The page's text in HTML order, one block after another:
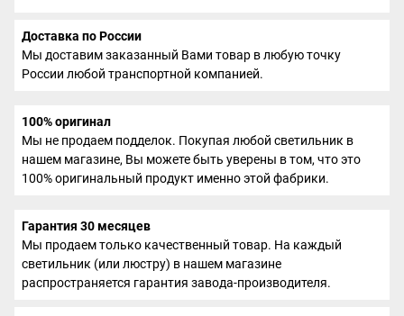
Доставка по России
Мы доставим заказанный Вами товар в любую точку
России любой транспортной компанией.
100% оригинал
Мы не продаем подделок. Покупая любой светильник в
нашем магазине, Вы можете быть уверены в том, что это
100% оригинальный продукт именно этой фабрики.
Гарантия 30 месяцев
Мы продаем только качественный товар. На каждый
светильник (или люстру) в нашем магазине
распространяется гарантия завода-производителя.